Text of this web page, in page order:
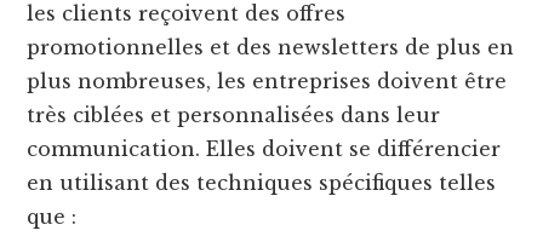
les clients reçoivent des offres
promotionnelles et des newsletters de plus en
plus nombreuses, les entreprises doivent être
très ciblées et personnalisées dans leur
communication. Elles doivent se différencier
en utilisant des techniques spécifiques telles
que :